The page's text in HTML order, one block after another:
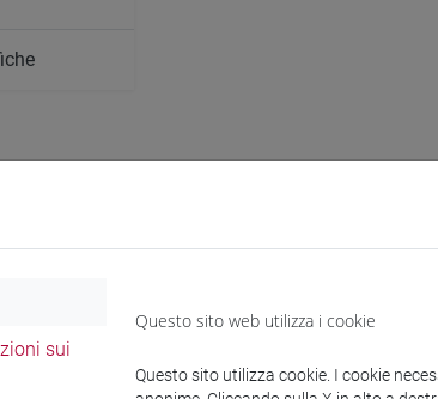
1824-4483)
sui
Questo sito web utilizza i cookie
Questo sito utilizza cookie. I cookie